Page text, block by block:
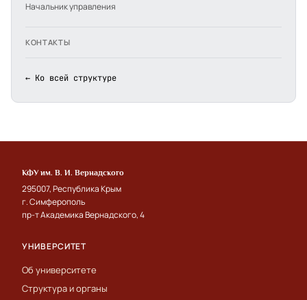
Начальник управления
КОНТАКТЫ
← Ко всей структуре
КФУ им. В. И. Вернадского
295007, Республика Крым
г. Симферополь
пр-т Академика Вернадского, 4
УНИВЕРСИТЕТ
Об университете
Структура и органы